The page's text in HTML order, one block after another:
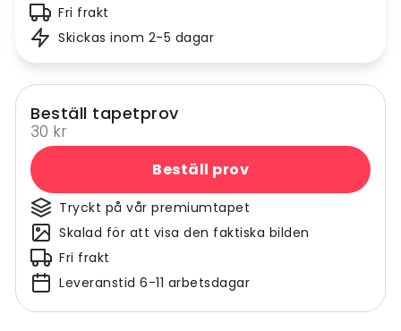
Fri frakt
Skickas inom 2-5 dagar
Beställ tapetprov
30 kr
Beställ prov
Tryckt på vår premiumtapet
Skalad för att visa den faktiska bilden
Fri frakt
Leveranstid 6-11 arbetsdagar